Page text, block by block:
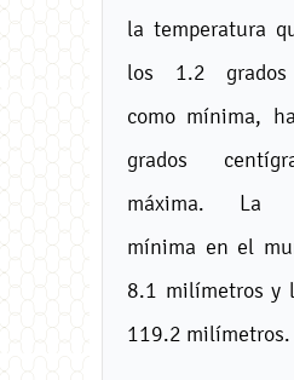
la temperatura
los 1.2 grados
como mínima,
grados
máxima. La
mínima en el
8.1 milímetros y
119.2 milímetros.